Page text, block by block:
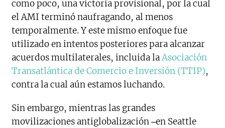
como poco, una victoria provisional, por la cual
el AMI terminó naufragando, al menos
temporalmente. Y este mismo enfoque fue
utilizado en intentos posteriores para alcanzar
acuerdos multilaterales, incluida laAsociación
Transatlántica de Comercio e Inversión (TTIP),
contra la cual aún estamos luchando.
Sin embargo, mientras las grandes
movilizaciones antiglobalización ‒en Seattle